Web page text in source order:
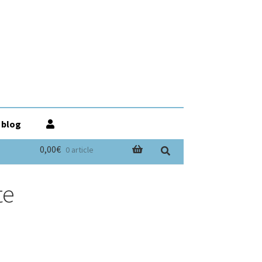
blog
0,00€ 0 article